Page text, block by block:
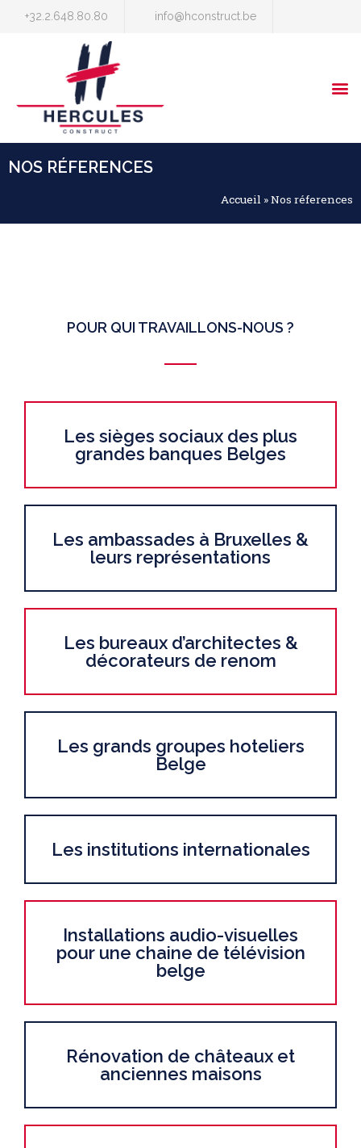
+32.2.648.80.80 info@hconstruct.be
NOS RÉFERENCES
Accueil »Nos réferences
POUR QUI TRAVAILLONS-NOUS ?
Les sièges sociaux des plus
grandes banques Belges
Les ambassades à Bruxelles &
leurs représentations
Les bureaux d’architectes &
décorateurs de renom
Les grands groupes hoteliers
Belge
Les institutions internationales
Installations audio-visuelles
pour une chaine de télévision
belge
Rénovation de châteaux et
anciennes maisons